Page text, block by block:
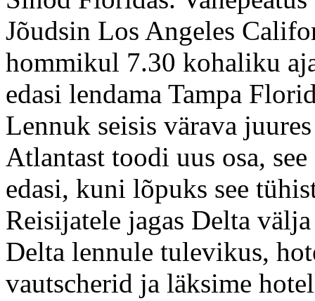
Jõudsin Los Angeles
hommikul 7.30 kohaliku
edasi lendama Tampa
Lennuk seisis värava
Atlantast toodi uus osa,
edasi, kuni lõpuks see
Reisijatele jagas Delta
Delta lennule tulevikus,
vautscherid ja läksime